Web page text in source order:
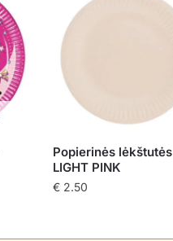
Popierinės lėkštutės
LIGHT PINK
€ 2.50